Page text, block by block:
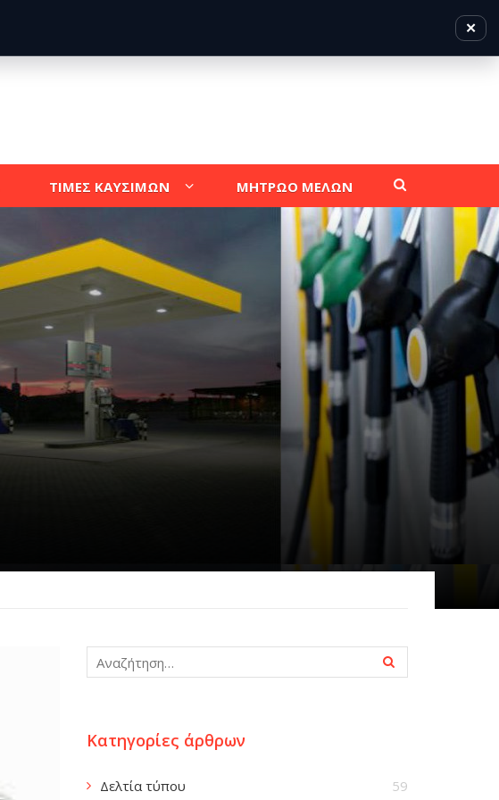
ΤΙΜΕΣ ΚΑΥΣΙΜΩΝ ΜΗΤΡΩΟ ΜΕΛΩΝ
Κατηγορίες άρθρων
Δελτία τύπου 59
✕